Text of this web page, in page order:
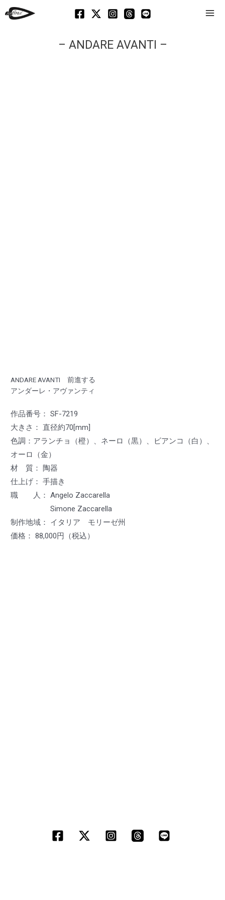
– ANDARE AVANTI –
ANDARE AVANTI 前進する
アンダーレ・アヴァンティ
作品番号： SF-7219
大きさ： 直径約70[mm]
色調：アランチョ（橙）、ネーロ（黒）、ビアンコ（白）、
オーロ（金）
材 質： 陶器
仕上げ： 手描き
職 人： Angelo Zaccarella
Simone Zaccarella
制作地域： イタリア モリーゼ州
価格： 88,000円（税込）